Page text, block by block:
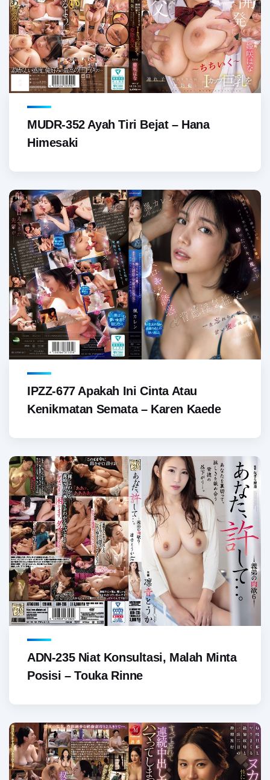
MUDR-352 Ayah Tiri Bejat – Hana
Himesaki
IPZZ-677 Apakah Ini Cinta Atau
Kenikmatan Semata – Karen Kaede
ADN-235 Niat Konsultasi, Malah Minta
Posisi – Touka Rinne